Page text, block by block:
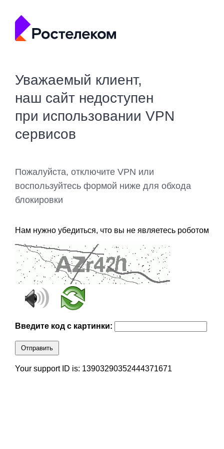
Уважаемый клиент,
наш сайт недоступен
при использовании VPN
сервисов
Пожалуйста, отключите VPN или
воспользуйтесь формой ниже для обхода
блокировки
Нам нужно убедиться, что вы не являетесь роботом
Введите код с картинки:
Отправить
Your support ID is: 13903290352444371671